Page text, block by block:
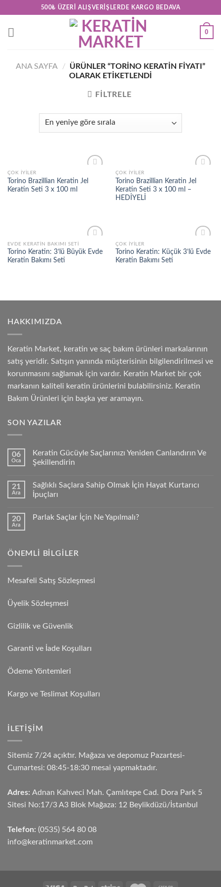
content
500₺ ÜZERI ALIŞVERIŞLERDE KARGO BEDAVA
0
ANA SAYFA /
ÜRÜNLER “TORINO KERATIN FIYATI”
OLARAK ETIKETLENDI
FILTRELE
Add to
wishlist
ÇOK İYILER
Torino Brazillian Keratin Jel
Keratin Seti 3 x 100 ml
Add to
wishlist
ÇOK İYILER
Torino Brazillian Keratin Jel
Keratin Seti 3 x 100 ml –
HEDİYELİ
Add to
wishlist
EVDE KERATIN BAKIMI SETI
Torino Keratin: 3’lü Büyük Evde
Keratin Bakımı Seti
Add to
wishlist
ÇOK İYILER
Torino Keratin: Küçük 3’lü Evde
Keratin Bakımı Seti
HAKKIMIZDA
Keratin Market, keratin ve saç bakım ürünleri markalarının
satış yeridir. Satışın yanında müşterisinin bilgilendirilmesi ve
korunmasını sağlamak için vardır. Keratin Market bir çok
markanın kaliteli keratin ürünlerini bulabilirsiniz. Keratin
Bakım Ürünleri için başka yer aramayın.
SON YAZILAR
06
Oca
Keratin Gücüyle Saçlarınızı Yeniden Canlandırın Ve
Şekillendirin
21
Ara
Sağlıklı Saçlara Sahip Olmak İçin Hayat Kurtarıcı
İpuçları
20
Ara
Parlak Saçlar İçin Ne Yapılmalı?
ÖNEMLI BILGILER
Mesafeli Satış Sözleşmesi
Üyelik Sözleşmesi
Gizlilik ve Güvenlik
Garanti ve İade Koşulları
Ödeme Yöntemleri
Kargo ve Teslimat Koşulları
İLETIŞIM
Sitemiz 7/24 açıktır. Mağaza ve depomuz Pazartesi-
Cumartesi: 08:45-18:30 mesai yapmaktadır.
Adres: Adnan Kahveci Mah. Çamlıtepe Cad. Dora Park 5
Sitesi No:17/3 A3 Blok Mağaza: 12 Beylikdüzü/İstanbul
Telefon: (0535) 564 80 08
info@keratinmarket.com